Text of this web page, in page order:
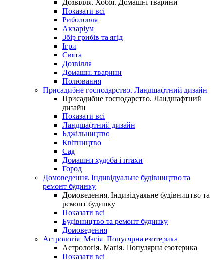
Дозвілля. Хоббі. Домашні тварини
Показати всі
Риболовля
Акваріум
Збір грибів та ягід
Ігри
Свята
Дозвілля
Домашні тварини
Полювання
Присадибне господарство. Ландшафтний дизайн
Присадибне господарство. Ландшафтний
дизайн
Показати всі
Ландшафтний дизайн
Бджільництво
Квітництво
Сад
Домашня худоба і птахи
Город
Домоведення. Індивідуальне будівництво та
ремонт будинку
Домоведення. Індивідуальне будівництво та
ремонт будинку
Показати всі
Будівництво та ремонт будинку
Домоведення
Астрологія. Магія. Популярна езотерика
Астрологія. Магія. Популярна езотерика
Показати всі